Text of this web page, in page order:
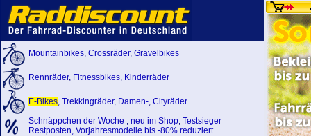
Mountainbikes, Crossräder, Gravelbikes
Rennräder, Fitnessbikes, Kinderräder
E-Bikes, Trekkingräder, Damen-, Cityräder
Schnäppchen der Woche , neu im Shop, Testsieger
Restposten, Vorjahresmodelle bis -80% reduziert